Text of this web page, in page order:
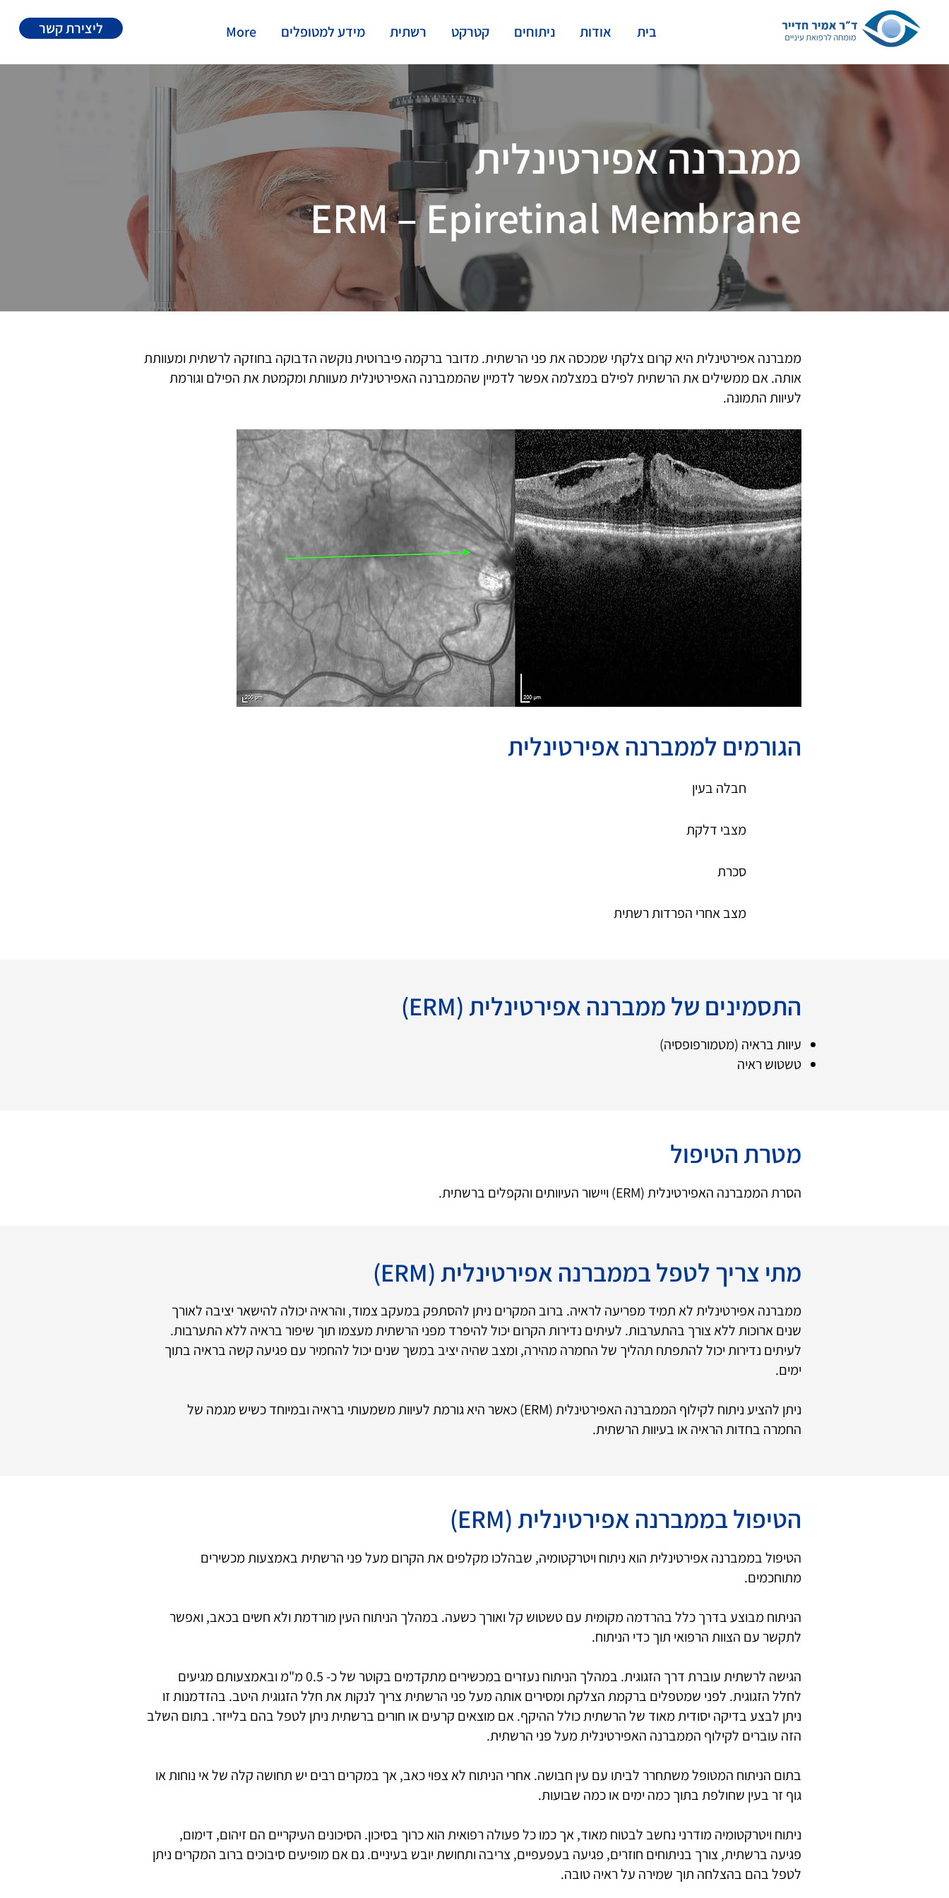
ליצירת קשר בית אודות ניתוחים קטרקט רשתית מידע למטופלים More
ממברנה אפירטינלית
ERM – Epiretinal Membrane
ממברנה אפירטינלית היא קרום צלקתי שמכסה את פני הרשתית. מדובר ברקמה פיברוטית נוקשה הדבוקה בחוזקה לרשתית ומעוותת
אותה. אם ממשילים את הרשתית לפילם במצלמה אפשר לדמיין שהממברנה האפירטינלית מעוותת ומקמטת את הפילם וגורמת
לעיוות התמונה.
הגורמים לממברנה אפירטינלית
חבלה בעין
מצבי דלקת
סכרת
מצב אחרי הפרדות רשתית
התסמינים של ממברנה אפירטינלית (ERM)
עיוות בראיה (מטמורפופסיה)
טשטוש ראיה
מטרת הטיפול
הסרת הממברנה האפירטינלית (ERM) ויישור העיוותים והקפלים ברשתית.
מתי צריך לטפל בממברנה אפירטינלית (ERM)
ממברנה אפירטינלית לא תמיד מפריעה לראיה. ברוב המקרים ניתן להסתפק במעקב צמוד, והראיה יכולה להישאר יציבה לאורך
שנים ארוכות ללא צורך בהתערבות. לעיתים נדירות הקרום יכול להיפרד מפני הרשתית מעצמו תוך שיפור בראיה ללא התערבות.
לעיתים נדירות יכול להתפתח תהליך של החמרה מהירה, ומצב שהיה יציב במשך שנים יכול להחמיר עם פגיעה קשה בראיה בתוך
ימים.
ניתן להציע ניתוח לקילוף הממברנה האפירטינלית (ERM) כאשר היא גורמת לעיוות משמעותי בראיה ובמיוחד כשיש מגמה של
החמרה בחדות הראיה או בעיוות הרשתית.
​הטיפול בממברנה אפירטינלית (ERM)
הטיפול בממברנה אפירטינלית הוא ניתוח ויטרקטומיה, שבהלכו מקלפים את הקרום מעל פני הרשתית באמצעות מכשירים
מתוחכמים.
הניתוח מבוצע בדרך כלל בהרדמה מקומית עם טשטוש קל ואורך כשעה. במהלך הניתוח העין מורדמת ולא חשים בכאב, ואפשר
לתקשר עם הצוות הרפואי תוך כדי הניתוח.
הגישה לרשתית עוברת דרך הזגוגית. במהלך הניתוח נעזרים במכשירים מתקדמים בקוטר של כ- 0.5 מ"מ ובאמצעותם מגיעים
לחלל הזגוגית. לפני שמטפלים ברקמת הצלקת ומסירים אותה מעל פני הרשתית צריך לנקות את חלל הזגוגית היטב. בהזדמנות זו
ניתן לבצע בדיקה יסודית מאוד של הרשתית כולל ההיקף. אם מוצאים קרעים או חורים ברשתית ניתן לטפל בהם בלייזר. בתום השלב
הזה עוברים לקילוף הממברנה האפירטינלית מעל פני הרשתית.
בתום הניתוח המטופל משתחרר לביתו עם עין חבושה. אחרי הניתוח לא צפוי כאב, אך במקרים רבים יש תחושה קלה של אי נוחות או
גוף זר בעין שחולפת בתוך כמה ימים או כמה שבועות.
ניתוח ויטרקטומיה מודרני נחשב לבטוח מאוד, אך כמו כל פעולה רפואית הוא כרוך בסיכון. הסיכונים העיקריים הם זיהום, דימום,
פגיעה ברשתית, צורך בניתוחים חוזרים, פגיעה בעפעפיים, צריבה ותחושת יובש בעיניים. גם אם מופיעים סיבוכים ברוב המקרים ניתן
לטפל בהם בהצלחה תוך שמירה על ראיה טובה.